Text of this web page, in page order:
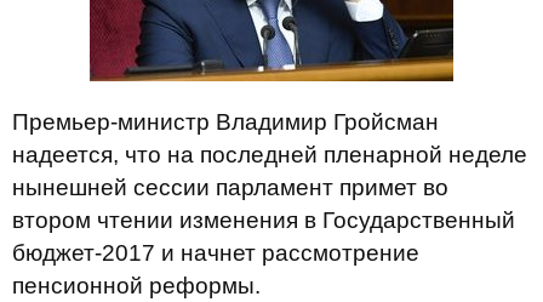
Премьер-министр Владимир Гройсман
надеется, что на последней пленарной неделе
нынешней сессии парламент примет во
втором чтении изменения в Государственный
бюджет-2017 и начнет рассмотрение
пенсионной реформы.